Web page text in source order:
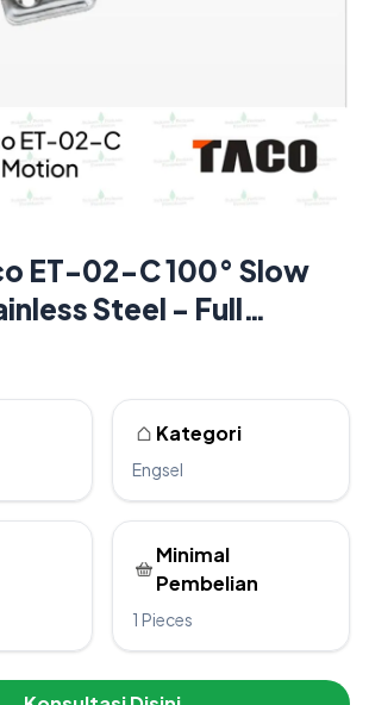
ET-02-C 100° Slow
Steel - Full
Kategori
Engsel
Minimal
Pembelian
1 Pieces